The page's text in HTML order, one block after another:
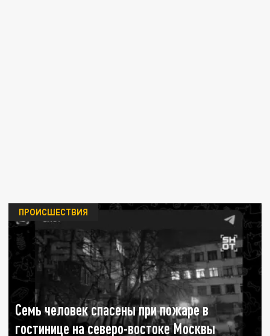
Семь человек спасены при пожаре в
гостинице на северо-востоке Москвы
ПРОИСШЕСТВИЯ